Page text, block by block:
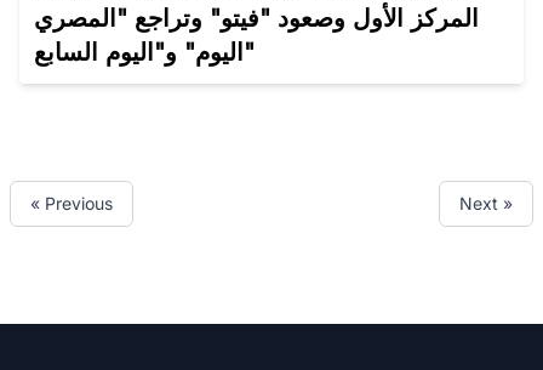
المركز الأول وصعود "فيتو" وتراجع "المصري
اليوم" و"اليوم السابع"
« Previous Next »